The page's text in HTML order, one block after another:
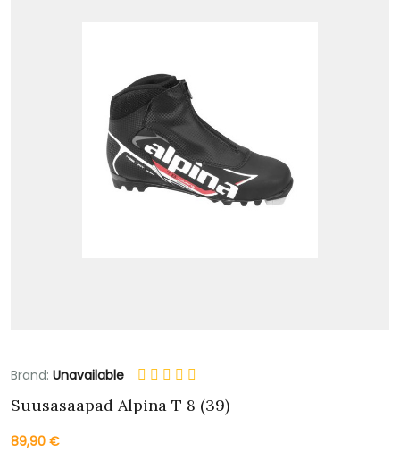
Brand: Unavailable
Suusasaapad Alpina T 8 (39)
89,90 €